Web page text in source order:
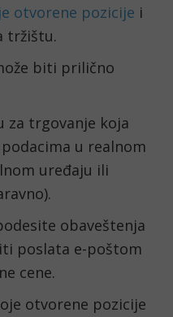
otvorene pozicije i
tržištu.
biti prilično
trgovanje koja
u realnom
uređaju ili
obaveštenja
poslata e-poštom
cene.
otvorene pozicije